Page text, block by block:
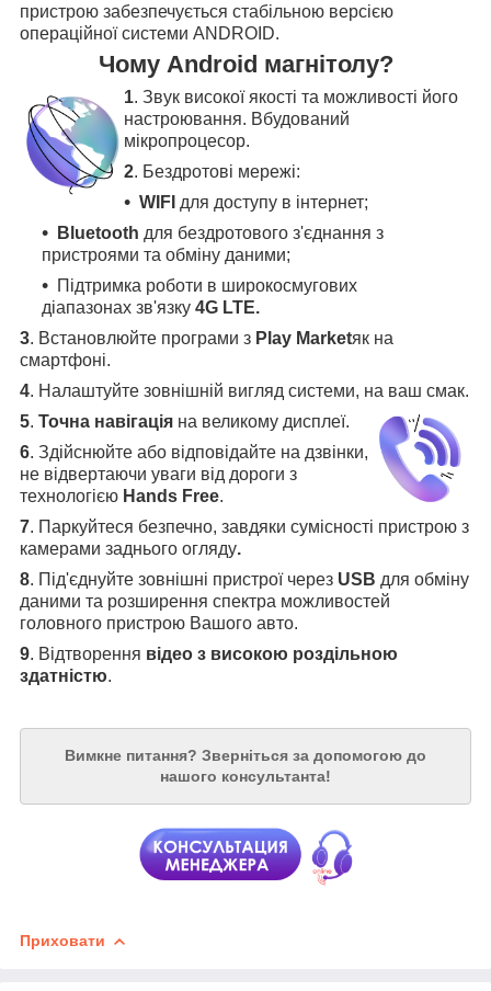
пристрою забезпечується стабільною версією
операційної системи ANDROID.
Чому Android магнітолу?
1. Звук високої якості та можливості його
настроювання. Вбудований
мікропроцесор.
2. Бездротові мережі:
WIFI для доступу в інтернет;
Bluetooth для бездротового з'єднання з
пристроями та обміну даними;
Підтримка роботи в широкосмугових
діапазонах зв'язку 4G LTE.
3. Встановлюйте програми з Play Marketяк на
смартфоні.
4. Налаштуйте зовнішній вигляд системи, на ваш смак.
5. Точна навігація на великому дисплеї.
6. Здійснюйте або відповідайте на дзвінки,
не відвертаючи уваги від дороги з
технологією Hands Free.
7. Паркуйтеся безпечно, завдяки сумісності пристрою з
камерами заднього огляду.
8. Під'єднуйте зовнішні пристрої через USB для обміну
даними та розширення спектра можливостей
головного пристрою Вашого авто.
9. Відтворення відео з високою роздільною
здатністю.
Вимкне питання? Зверніться за допомогою до
нашого консультанта!
Приховати